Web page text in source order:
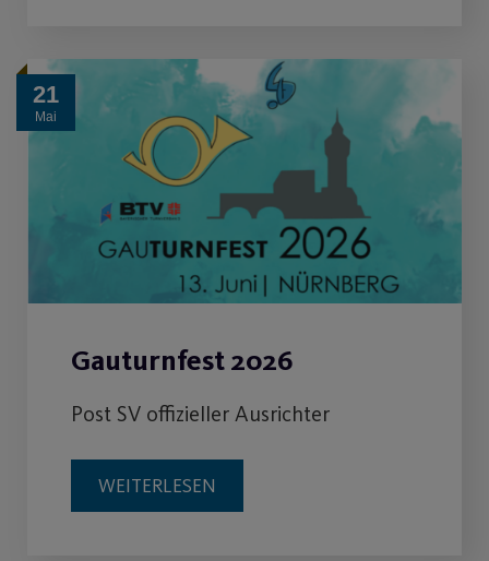
21
Mai
Gauturnfest 2026
Post SV offizieller Ausrichter
WEITERLESEN